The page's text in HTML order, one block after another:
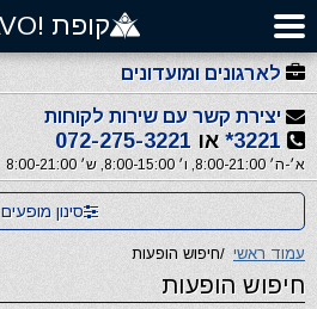
קופת !BRAVO
לארגונים ומועדונים
יצירת קשר עם שירות לקוחות
3221* או 072-275-3221
א׳-ה׳ 8:00-21:00, ו׳ 8:00-15:00, ש׳ 8:00-21:00
סינון מופעים
עמוד ראשי /חיפוש הופעות
חיפוש הופעות